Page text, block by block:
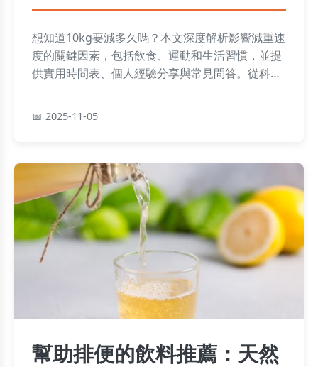
想知道10kg要減多久嗎？本文深度解析影響減重速
度的關鍵因素，包括飲食、運動和生活習慣，並提
供實用時間表、個人經驗分享與常見問答。從科學
2025-11-05
幫助排便的飲料推薦：天然